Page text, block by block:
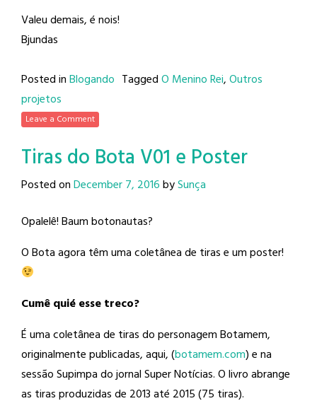
Valeu demais, é nois!
Bjundas
Posted inBlogando TaggedO Menino Rei,Outros
projetos
Leave a Comment
Tiras do Bota V01 e Poster
Posted onDecember 7, 2016bySunça
Opalelê! Baum botonautas?
O Bota agora têm uma coletânea de tiras e um poster!
Cumê quié esse treco?
É uma coletânea de tiras do personagem Botamem,
originalmente publicadas, aqui, (botamem.com) e na
sessão Supimpa do jornal Super Notícias. O livro abrange
as tiras produzidas de 2013 até 2015 (75 tiras).